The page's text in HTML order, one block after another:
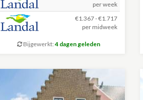
per week
€1.367 - €1.717
per midweek
Bijgewerkt:4 dagen geleden